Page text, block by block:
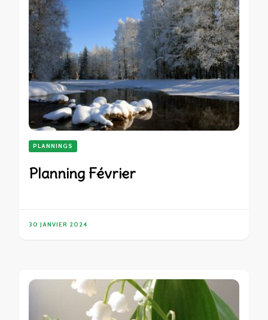
PLANNINGS
Planning Février
30 JANVIER 2024